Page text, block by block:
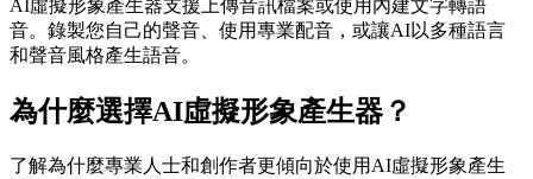
AI虛擬形象產生器支援上傳音訊檔案或使用內建文字轉語
音。錄製您自己的聲音、使用專業配音，或讓AI以多種語言
和聲音風格產生語音。
為什麼選擇AI虛擬形象產生器？
了解為什麼專業人士和創作者更傾向於使用AI虛擬形象產生